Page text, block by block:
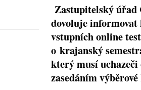
Zastupitelský
dovoluje
vstupních online
o krajanský
který musí
zasedáním